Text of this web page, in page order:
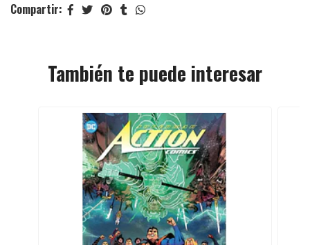
Compartir:
También te puede interesar